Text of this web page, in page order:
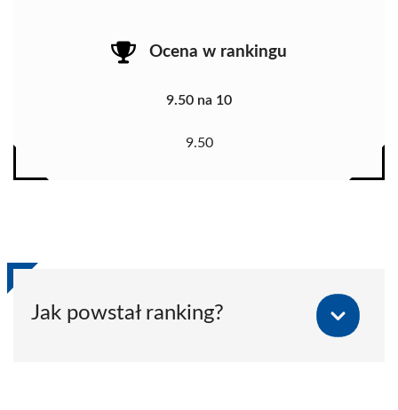
Ocena w rankingu
9.50 na 10
9.50
Jak powstał ranking?